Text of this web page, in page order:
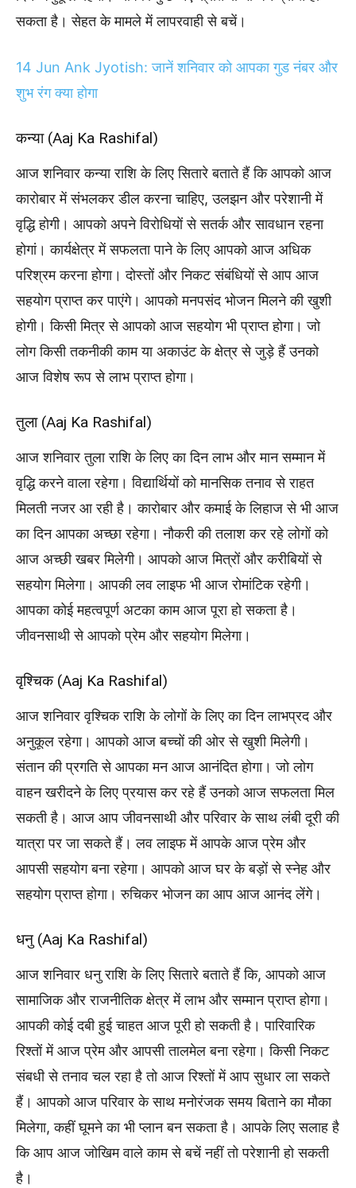
सकता है। सेहत के मामले में लापरवाही से बचें।
14 Jun Ank Jyotish: जानें शनिवार को आपका गुड नंबर और
शुभ रंग क्या होगा
कन्या (Aaj Ka Rashifal)
आज शनिवार कन्या राशि के लिए सितारे बताते हैं कि आपको आज
कारोबार में संभलकर डील करना चाहिए, उलझन और परेशानी में
वृद्धि होगी। आपको अपने विरोधियों से सतर्क और सावधान रहना
होगां। कार्यक्षेत्र में सफलता पाने के लिए आपको आज अधिक
परिश्रम करना होगा। दोस्तों और निकट संबंधियों से आप आज
सहयोग प्राप्त कर पाएंगे। आपको मनपसंद भोजन मिलने की खुशी
होगी। किसी मित्र से आपको आज सहयोग भी प्राप्त होगा। जो
लोग किसी तकनीकी काम या अकाउंट के क्षेत्र से जुड़े हैं उनको
आज विशेष रूप से लाभ प्राप्त होगा।
तुला (Aaj Ka Rashifal)
आज शनिवार तुला राशि के लिए का दिन लाभ और मान सम्मान में
वृद्धि करने वाला रहेगा। विद्यार्थियों को मानसिक तनाव से राहत
मिलती नजर आ रही है। कारोबार और कमाई के लिहाज से भी आज
का दिन आपका अच्छा रहेगा। नौकरी की तलाश कर रहे लोगों को
आज अच्छी खबर मिलेगी। आपको आज मित्रों और करीबियों से
सहयोग मिलेगा। आपकी लव लाइफ भी आज रोमांटिक रहेगी।
आपका कोई महत्वपूर्ण अटका काम आज पूरा हो सकता है।
जीवनसाथी से आपको प्रेम और सहयोग मिलेगा।
वृश्चिक (Aaj Ka Rashifal)
आज शनिवार वृश्चिक राशि के लोगों के लिए का दिन लाभप्रद और
अनुकूल रहेगा। आपको आज बच्चों की ओर से खुशी मिलेगी।
संतान की प्रगति से आपका मन आज आनंदित होगा। जो लोग
वाहन खरीदने के लिए प्रयास कर रहे हैं उनको आज सफलता मिल
सकती है। आज आप जीवनसाथी और परिवार के साथ लंबी दूरी की
यात्रा पर जा सकते हैं। लव लाइफ में आपके आज प्रेम और
आपसी सहयोग बना रहेगा। आपको आज घर के बड़ों से स्नेह और
सहयोग प्राप्त होगा। रुचिकर भोजन का आप आज आनंद लेंगे।
धनु (Aaj Ka Rashifal)
आज शनिवार धनु राशि के लिए सितारे बताते हैं कि, आपको आज
सामाजिक और राजनीतिक क्षेत्र में लाभ और सम्मान प्राप्त होगा।
आपकी कोई दबी हुई चाहत आज पूरी हो सकती है। पारिवारिक
रिश्तों में आज प्रेम और आपसी तालमेल बना रहेगा। किसी निकट
संबधी से तनाव चल रहा है तो आज रिश्तों में आप सुधार ला सकते
हैं। आपको आज परिवार के साथ मनोरंजक समय बिताने का मौका
मिलेगा, कहीं घूमने का भी प्लान बन सकता है। आपके लिए सलाह है
कि आप आज जोखिम वाले काम से बचें नहीं तो परेशानी हो सकती
है।